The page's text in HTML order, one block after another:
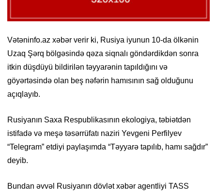
Vətəninfo.az xəbər verir ki, Rusiya iyunun 10-da ölkənin
Uzaq Şərq bölgəsində qəza siqnalı göndərdikdən sonra
itkin düşdüyü bildirilən təyyarənin tapıldığını və
göyərtəsində olan beş nəfərin hamısının sağ olduğunu
açıqlayıb.
Rusiyanın Saxa Respublikasının ekologiya, təbiətdən
istifadə və meşə təsərrüfatı naziri Yevgeni Perfilyev
“Telegram” etdiyi paylaşımda “Təyyarə tapılıb, hamı sağdır”
deyib.
Bundan əvvəl Rusiyanın dövlət xəbər agentliyi TASS